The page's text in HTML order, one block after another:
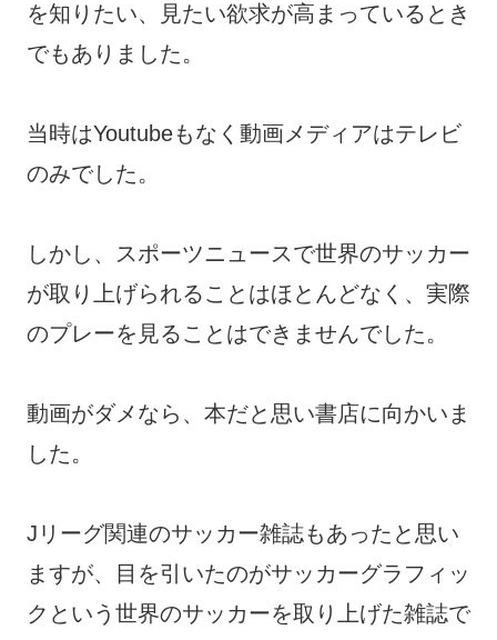
を知りたい、見たい欲求が高まっているとき
でもありました。
当時はYoutubeもなく動画メディアはテレビ
のみでした。
しかし、スポーツニュースで世界のサッカー
が取り上げられることはほとんどなく、実際
のプレーを見ることはできませんでした。
動画がダメなら、本だと思い書店に向かいま
した。
Jリーグ関連のサッカー雑誌もあったと思い
ますが、目を引いたのがサッカーグラフィッ
クという世界のサッカーを取り上げた雑誌で